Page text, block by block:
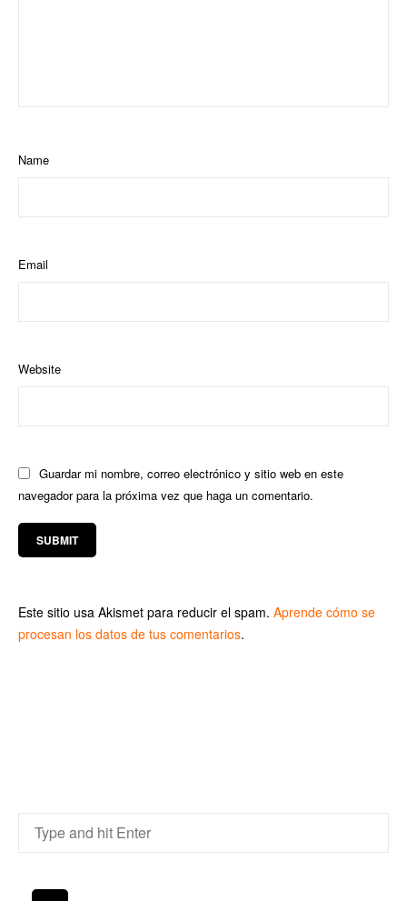
Name
Email
Website
Guardar mi nombre, correo electrónico y sitio web en este
navegador para la próxima vez que haga un comentario.
Este sitio usa Akismet para reducir el spam. Aprende cómo se
procesan los datos de tus comentarios.